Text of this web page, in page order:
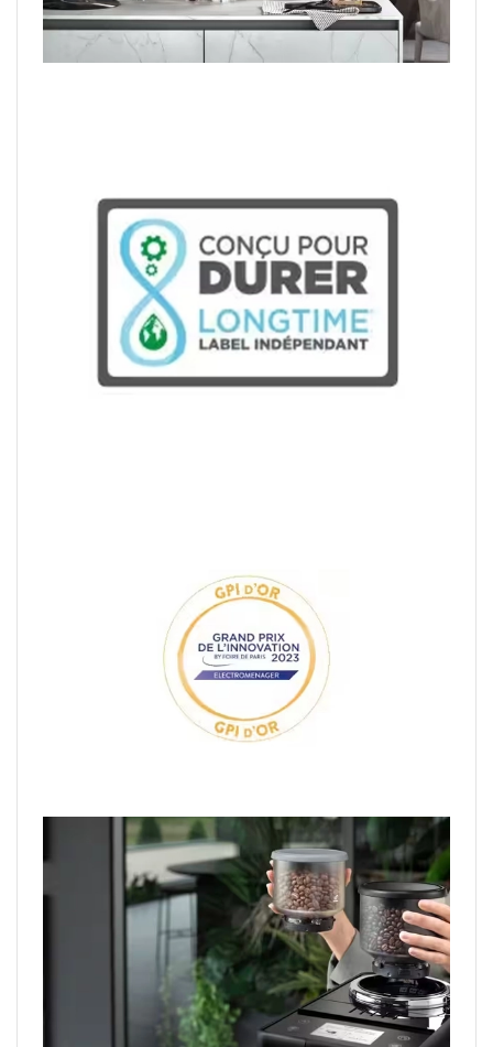
indépendant vise à garantir que les produits
certifiés sont fiables, réparables et conçus
pour durer dans le temps. Après évaluation
d’un auditeur tiers sur les thèmes de la
conception, de la réparabilité et du service
après-vente, DeLonghi a obtenu le label